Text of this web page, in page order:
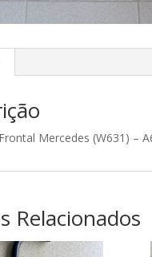
Mercedes (W631) –
Relacionados